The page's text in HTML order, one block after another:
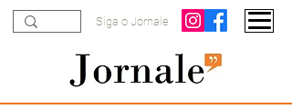
Siga o Jornale